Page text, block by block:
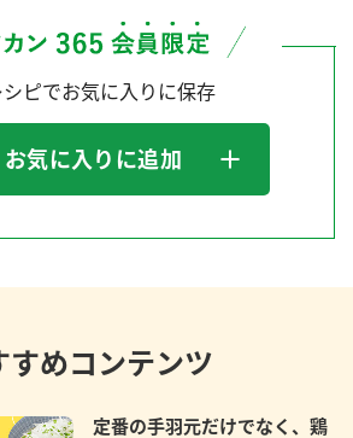
ピでお気に入りに保存
お気に入りに追加
すめコンテンツ
定番の手羽元だけでなく、鶏